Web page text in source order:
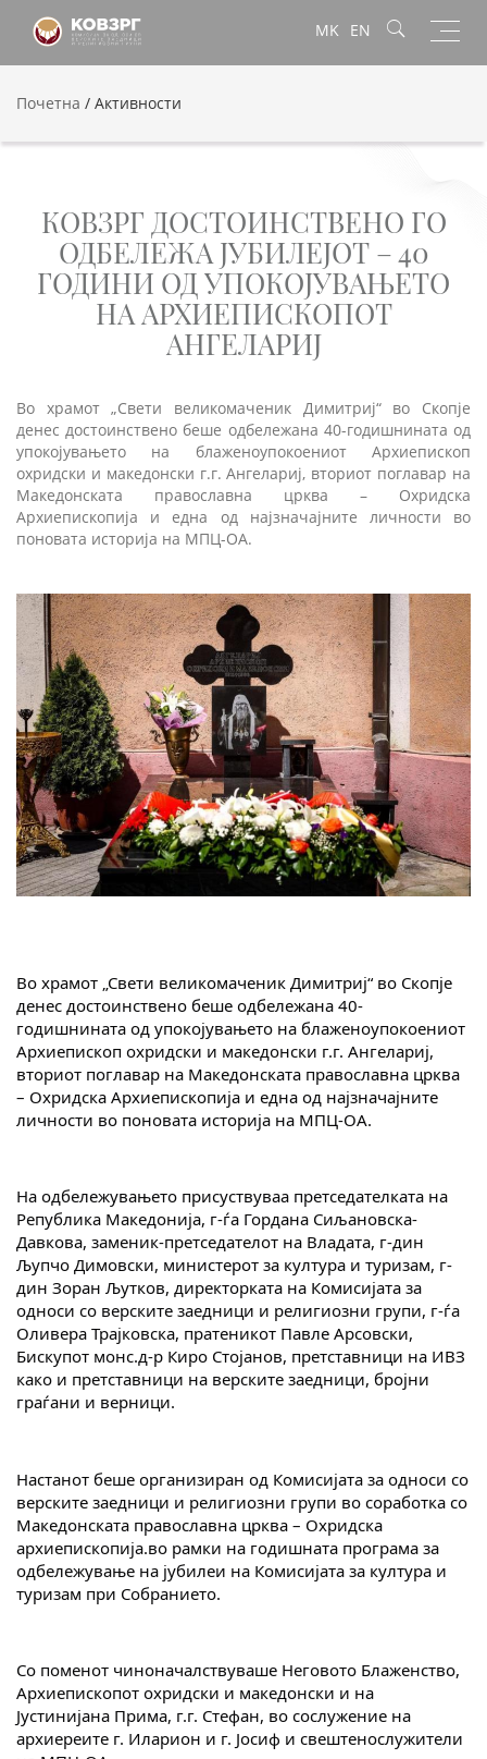
MK EN
Почетна / Активности
КОВЗРГ ДОСТОИНСТВЕНО ГО
ОДБЕЛЕЖА ЈУБИЛЕЈОТ – 40
ГОДИНИ ОД УПОКОЈУВАЊЕТО
НА АРХИЕПИСКОПОТ
АНГЕЛАРИЈ
Во храмот „Свети великомаченик Димитриј“ во Скопје
денес достоинствено беше одбележана 40-годишнината од
упокојувањето на блаженоупокоениот Архиепископ
охридски и македонски г.г. Ангелариј, вториот поглавар на
Македонската православна црква – Охридска
Архиепископија и една од најзначајните личности во
поновата историја на МПЦ-ОА.
Во храмот „Свети великомаченик Димитриј“ во Скопје
денес достоинствено беше одбележана 40-
годишнината од упокојувањето на блаженоупокоениот
Архиепископ охридски и македонски г.г. Ангелариј,
вториот поглавар на Македонската православна црква
– Охридска Архиепископија и една од најзначајните
личности во поновата историја на МПЦ-ОА.
На одбележувањето присуствуваа претседателката на
Република Македонија, г-ѓа Гордана Сиљановска-
Давкова, заменик-претседателот на Владата, г-дин
Љупчо Димовски, министерот за култура и туризам, г-
дин Зоран Љутков, директорката на Комисијата за
односи со верските заедници и религиозни групи, г-ѓа
Оливера Трајковска, пратеникот Павле Арсовски,
Бискупот монс.д-р Киро Стојанов, претставници на ИВЗ
како и претставници на верските заедници, бројни
граѓани и верници.
Настанот беше организиран од Комисијата за односи со
верските заедници и религиозни групи во соработка со
Македонската православна црква – Охридска
архиепископија.во рамки на годишната програма за
одбележување на јубилеи на Комисијата за култура и
туризам при Собранието.
Со поменот чиноначалствуваше Неговото Блаженство,
Архиепископот охридски и македонски и на
Јустинијана Прима, г.г. Стефан, во сослужение на
архиереите г. Иларион и г. Јосиф и свештенослужители